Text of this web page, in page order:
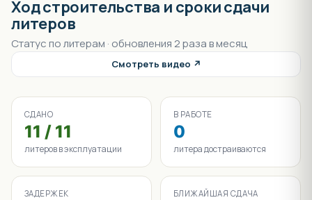
Ход строительства и сроки сдачи
литеров
Статус по литерам · обновления 2 раза в месяц
Смотреть видео ↗
СДАНО
11 / 11
литеров в эксплуатации
В РАБОТЕ
0
литера достраиваются
ЗАДЕРЖЕК БЛИЖАЙШАЯ СДАЧА